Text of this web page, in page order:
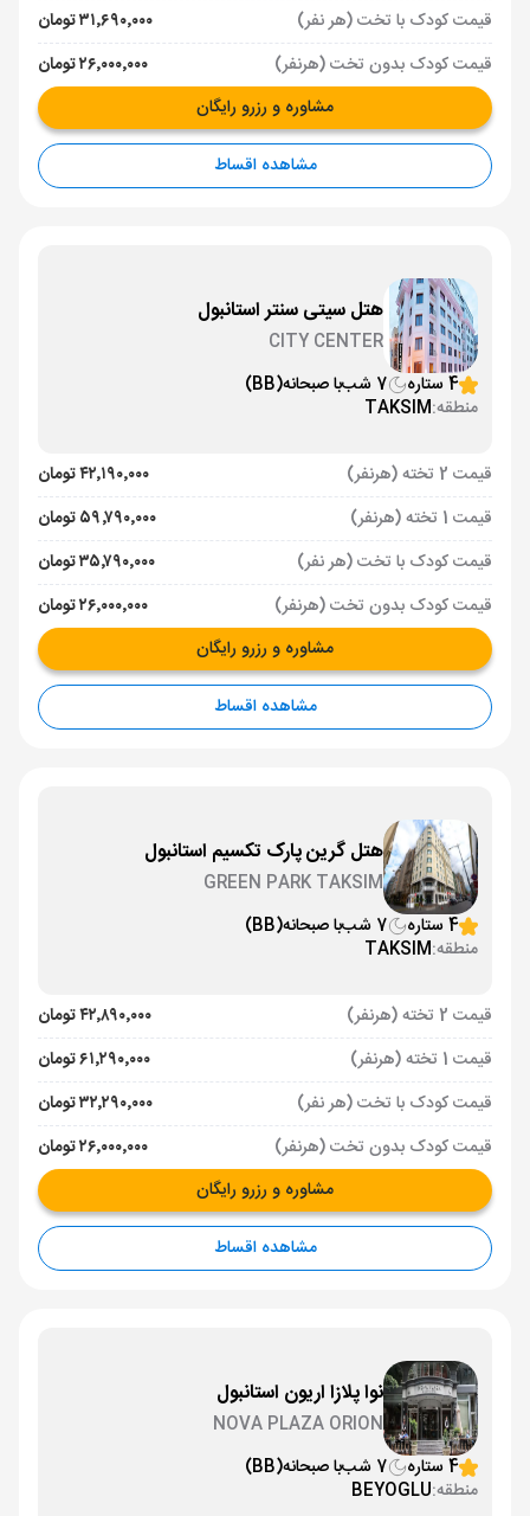
قیمت کودک با تخت (هر نفر)
۳۱٬۶۹۰٬۰۰۰ تومان
قیمت کودک بدون تخت (هرنفر)
۲۶٬۰۰۰٬۰۰۰ تومان
مشاوره و رزرو رایگان
مشاهده اقساط
هتل سیتی سنتر استانبول
CITY CENTER
4 ستاره
7 شب با صبحانه(BB)
منطقه:TAKSIM
قیمت 2 تخته (هرنفر)
۴۲٬۱۹۰٬۰۰۰ تومان
قیمت 1 تخته (هرنفر)
۵۹٬۷۹۰٬۰۰۰ تومان
قیمت کودک با تخت (هر نفر)
۳۵٬۷۹۰٬۰۰۰ تومان
قیمت کودک بدون تخت (هرنفر)
۲۶٬۰۰۰٬۰۰۰ تومان
مشاوره و رزرو رایگان
مشاهده اقساط
هتل گرین پارک تکسیم استانبول
GREEN PARK TAKSIM
4 ستاره
7 شب با صبحانه(BB)
منطقه:TAKSIM
قیمت 2 تخته (هرنفر)
۴۲٬۸۹۰٬۰۰۰ تومان
قیمت 1 تخته (هرنفر)
۶۱٬۲۹۰٬۰۰۰ تومان
قیمت کودک با تخت (هر نفر)
۳۲٬۲۹۰٬۰۰۰ تومان
قیمت کودک بدون تخت (هرنفر)
۲۶٬۰۰۰٬۰۰۰ تومان
مشاوره و رزرو رایگان
مشاهده اقساط
نوا پلازا اریون استانبول
NOVA PLAZA ORION
4 ستاره
7 شب با صبحانه(BB)
منطقه:BEYOGLU